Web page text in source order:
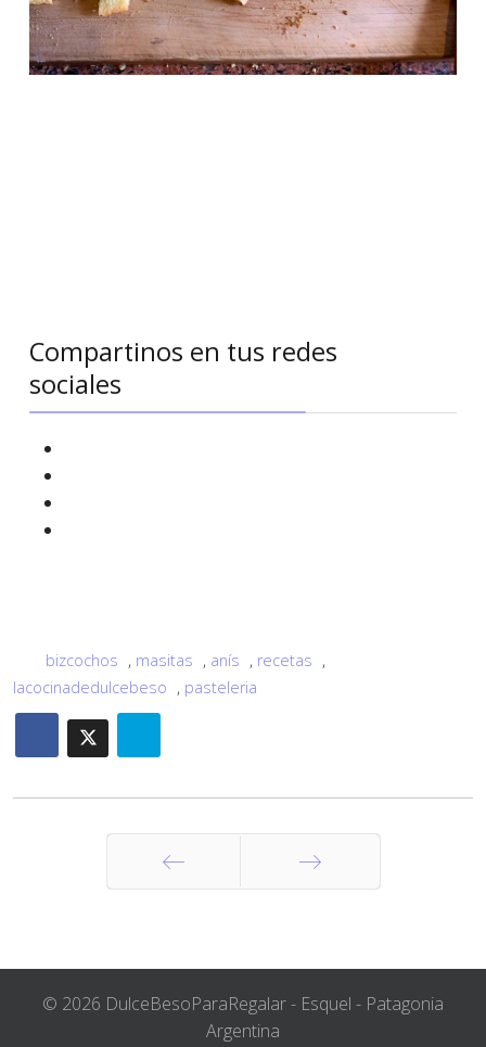
Compartinos en tus redes
sociales
bizcochos , masitas , anís , recetas ,
lacocinadedulcebeso , pasteleria
© 2026 DulceBesoParaRegalar - Esquel - Patagonia
Argentina